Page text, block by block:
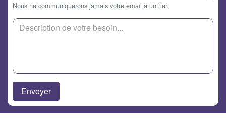
Nous ne communiquerons jamais votre email à un tier.